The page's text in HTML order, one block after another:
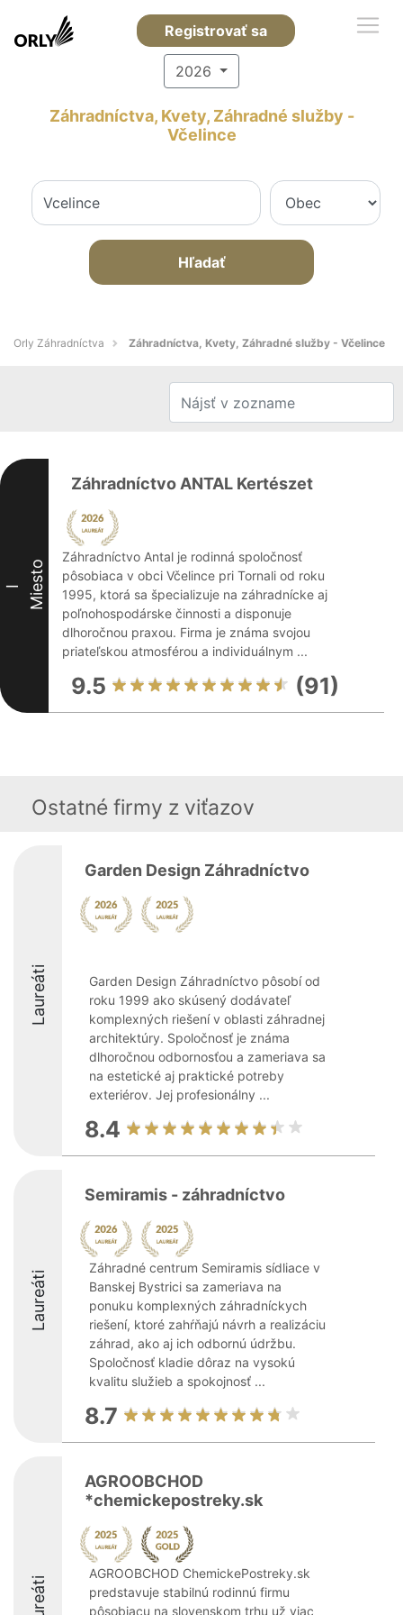
Registrovať sa
2026
Záhradníctva, Kvety, Záhradné služby -
Včelince
Hľadať
Orly Záhradníctva Záhradníctva, Kvety, Záhradné služby - Včelince
I Miesto
Záhradníctvo ANTAL Kertészet
Záhradníctvo Antal je rodinná spoločnosť
pôsobiaca v obci Včelince pri Tornali od roku
1995, ktorá sa špecializuje na záhradnícke aj
poľnohospodárske činnosti a disponuje
dlhoročnou praxou. Firma je známa svojou
priateľskou atmosférou a individuálnym ...
9.5 (91)
Ostatné firmy z viťazov
Laureáti
Garden Design Záhradníctvo
Garden Design Záhradníctvo pôsobí od
roku 1999 ako skúsený dodávateľ
komplexných riešení v oblasti záhradnej
architektúry. Spoločnosť je známa
dlhoročnou odbornosťou a zameriava sa
na estetické aj praktické potreby
exteriérov. Jej profesionálny ...
8.4
Laureáti
Semiramis - záhradníctvo
Záhradné centrum Semiramis sídliace v
Banskej Bystrici sa zameriava na
ponuku komplexných záhradníckych
riešení, ktoré zahŕňajú návrh a realizáciu
záhrad, ako aj ich odbornú údržbu.
Spoločnosť kladie dôraz na vysokú
kvalitu služieb a spokojnosť ...
8.7
AGROOBCHOD
*chemickepostreky.sk
AGROOBCHOD ChemickePostreky.sk
predstavuje stabilnú rodinnú firmu
pôsobiacu na slovenskom trhu už viac